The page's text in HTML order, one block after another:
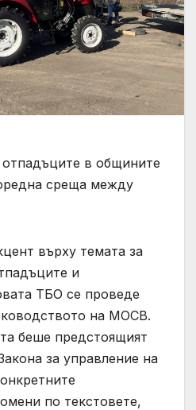
върху темата за
и
ТБО се проведе
на МОСВ.
беше предстоящият
за управление на
по текстовете,